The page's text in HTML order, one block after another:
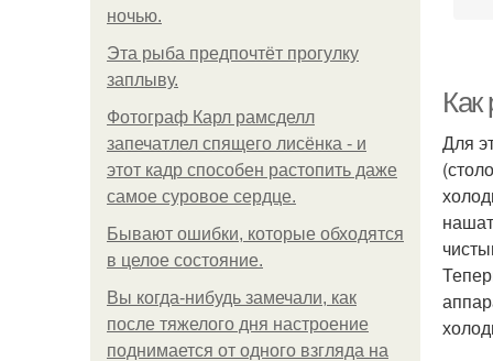
ночью.
Эта рыба предпочтёт прогулку
заплыву.
Фотограф Карл рамсделл
запечатлел спящего лисёнка - и
этот кадр способен растопить даже
самое суровое сердце.
Бывают ошибки, которые обходятся
в целое состояние.
Вы когда-нибудь замечали, как
после тяжелого дня настроение
поднимается от одного взгляда на
Как
Для